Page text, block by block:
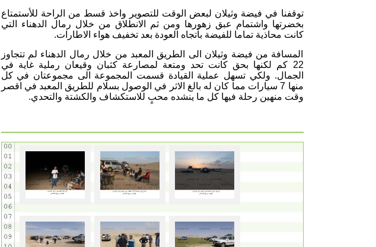
توقفنا في فيضة وثيلان لبعض الوقت للتصوير واخذ قسط من الراحة للأستمتاع
بخضرتها واشتمام عبق زهورها ومن ثم الانطلاق من خلال رمال الدهناء التي
كانت محاذية تماما للفيضة بأتجاه العودة بعد تخفيف هواء الاطارات.
المسافة من فيضة وثيلان الى الطريق المعبد من خلال رمال الدهناء لم تتجاوز
22 كم لكنها بحق كانت تحد ومتعة لمصارعة كثبان وقيعان رملية غاية في
الجمال. ولكي تسهل عملية القيادة قسمت المجموعة الى مجموعتان في كل
منها 7 سيارات مما كان له بالغ الاثر في الوصول بسلام للطريق المعبد في اقصر
وقت منهين رحلة فيها كل ما ينشده محبٍ للاستكشاف والكشتة والتحدي.